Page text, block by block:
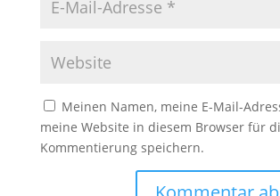
Meinen Namen, meine E-Mail-
meine Website in diesem Browser für
Kommentierung speichern.